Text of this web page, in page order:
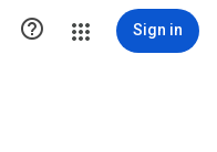
 Sign in